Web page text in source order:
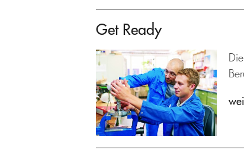
Get Ready